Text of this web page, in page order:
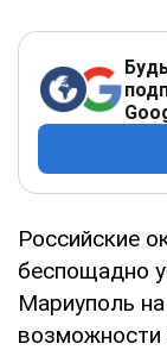
Российские
беспощадно
Мариуполь
возможности